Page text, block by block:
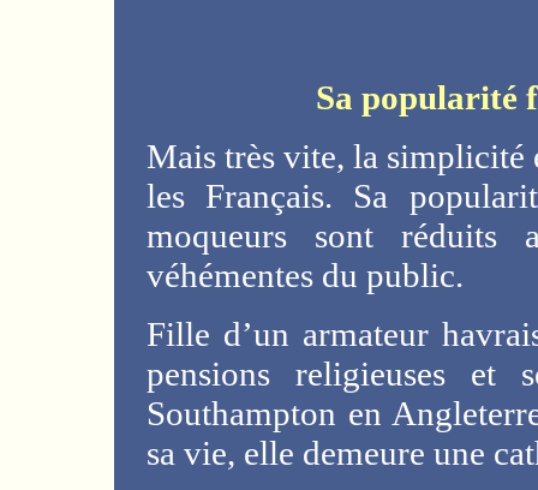
Sa popularité
Mais très vite, la simplicité
les Français. Sa
moqueurs sont réduits
véhémentes du public.
Fille d’un armateur
pensions religieuses et
Southampton en
sa vie, elle demeure une